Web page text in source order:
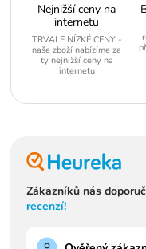
Nejnižší ceny na
internetu
TRVALE NÍZKÉ CENY -
naše zboží nabízíme za
ty nejnižší ceny na
internetu
Zákazníků nás
recenzí!